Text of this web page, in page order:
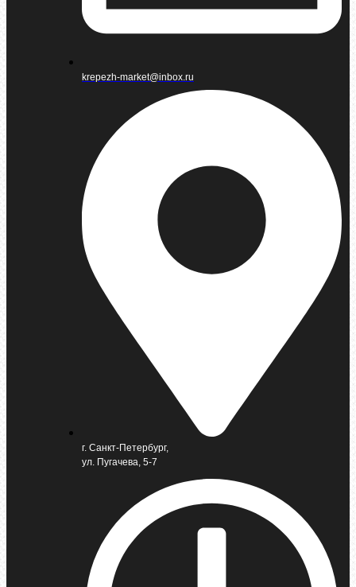
krepezh-market@inbox.ru
г. Санкт-Петербург,
ул. Пугачева, 5-7